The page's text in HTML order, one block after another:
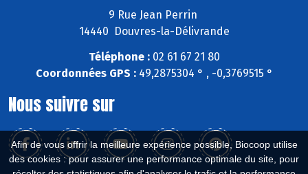
Afin de vous offrir la meilleure expérience possible, Biocoop utilise
des cookies : pour assurer une performance optimale du site, pour
9 Rue Jean Perrin
14440 Douvres-la-Délivrande
Téléphone :02 61 67 21 80
Coordonnées GPS :49,2875304 ° , -0,3769515 °
Nous suivre sur